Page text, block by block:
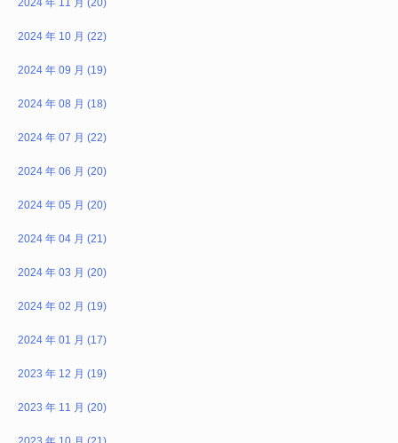
2024 年 11 月 (20)
2024 年 10 月 (22)
2024 年 09 月 (19)
2024 年 08 月 (18)
2024 年 07 月 (22)
2024 年 06 月 (20)
2024 年 05 月 (20)
2024 年 04 月 (21)
2024 年 03 月 (20)
2024 年 02 月 (19)
2024 年 01 月 (17)
2023 年 12 月 (19)
2023 年 11 月 (20)